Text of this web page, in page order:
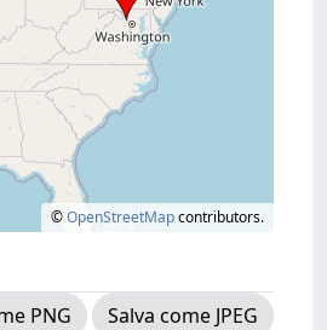
©OpenStreetMapcontributors.
PNG
Salva come JPEG